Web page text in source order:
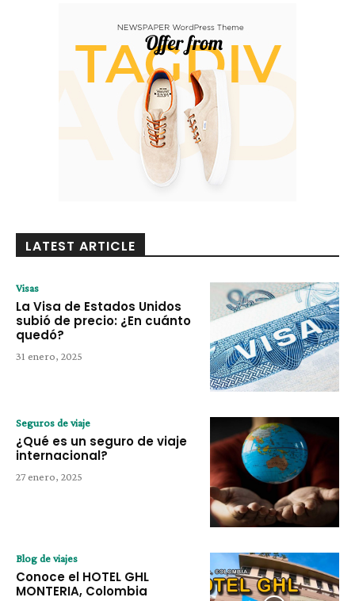
LATEST ARTICLE
Visas
La Visa de Estados Unidos
subió de precio: ¿En cuánto
quedó?
31 enero, 2025
Seguros de viaje
¿Qué es un seguro de viaje
internacional?
27 enero, 2025
Blog de viajes
Conoce el HOTEL GHL
MONTERIA, Colombia